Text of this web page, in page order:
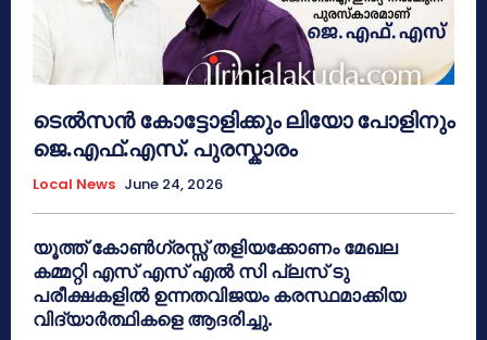
ടെൽസൻ കോട്ടോളിക്കും ലിയോ പോളിനും
ജെ.എഫ്.എസ്. പുരസ്കാരം
Local News June 24, 2026
യൂത്ത് കോൺഗ്രസ്സ് തളിയക്കോണം മേഖല
കമ്മറ്റി എസ് എസ് എൽ സി പ്ലസ് ടു
പരീക്ഷകളിൽ ഉന്നതവിജയം കരസ്ഥമാക്കിയ
വിദ്യാർത്ഥികളെ ആദരിച്ചു.